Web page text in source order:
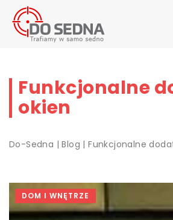
Funkcjonalne
okien
Do-Sedna |Blog |Funkcjonalne
DOM I WNĘTRZE